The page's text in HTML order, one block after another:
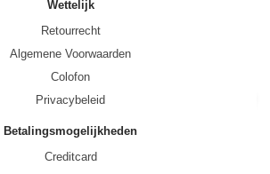
Wettelijk
Retourrecht
Algemene Voorwaarden
Colofon
Privacybeleid
Betalingsmogelijkheden
Creditcard